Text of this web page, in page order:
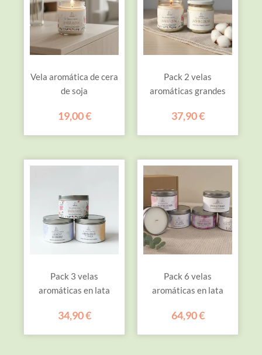
Vela aromática de cera
de soja
19,00€
Pack 2 velas
aromáticas grandes
37,90€
Pack 3 velas
aromáticas en lata
34,90€
Pack 6 velas
aromáticas en lata
64,90€